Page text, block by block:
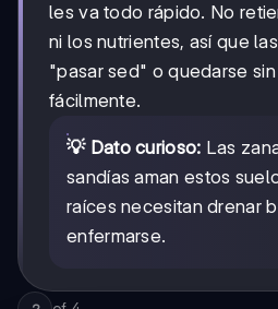
les va todo rápido. No
ni los nutrientes, así que
"pasar sed" o quedarse
fácilmente.
💡 Dato curioso: Las
sandías aman estos
raíces necesitan drenar
enfermarse.